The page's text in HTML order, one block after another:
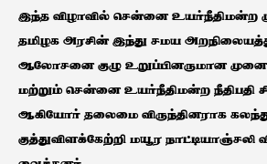
இந்த விழாவில் சென்னை உயர்நீதிமன்ற
தமிழக அரசின் இந்து சமய
ஆலோசனை குழு உறுப்பினருமான
மற்றும் சென்னை உயர்நீதிமன்ற நீதிபதி
ஆகியோர் தலைமை விருந்தினராக
குத்துவிளக்கேற்றி மயூர